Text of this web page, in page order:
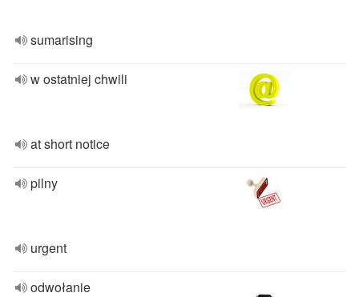
sumarising
w ostatniej chwili
at short notice
pilny
urgent
odwołanie